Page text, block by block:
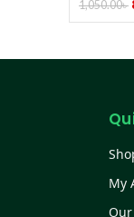
1,050.00৳
My